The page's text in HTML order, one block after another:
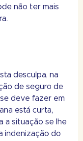
não ter mais
desculpa, na
de seguro de
deve fazer em
está curta,
a situação se lhe
indenização do